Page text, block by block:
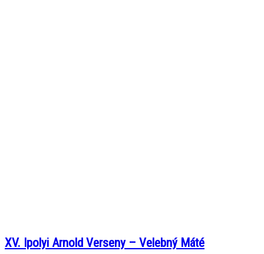
XV. Ipolyi Arnold Verseny – Velebný Máté